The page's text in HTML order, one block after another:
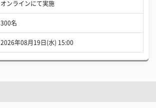
オンラインにて実施
300名
2026年08月19日(水) 15:00